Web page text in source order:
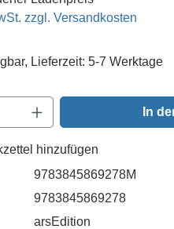
zzgl. Versandkosten
Lieferzeit: 5-7 Werktage
Gib den In
hinzufügen
9783845869278M
9783845869278
arsEdition